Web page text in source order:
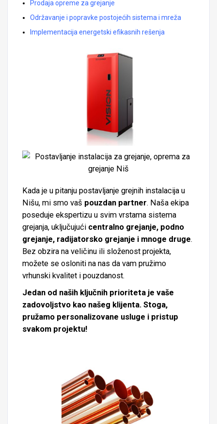
Prodaja opreme za grejanje
Održavanje i popravke postojećih sistema i mreža
Implementacija energetski efikasnih rešenja
Kada je u pitanju postavljanje grejnih instalacija u
Nišu, mi smo vaš pouzdan partner. Naša ekipa
poseduje ekspertizu u svim vrstama sistema
grejanja, uključujući centralno grejanje, podno
grejanje, radijatorsko grejanje i mnoge druge.
Bez obzira na veličinu ili složenost projekta,
možete se osloniti na nas da vam pružimo
vrhunski kvalitet i pouzdanost.
Jedan od naših ključnih prioriteta je vaše
zadovoljstvo kao našeg klijenta. Stoga,
pružamo personalizovane usluge i pristup
svakom projektu!